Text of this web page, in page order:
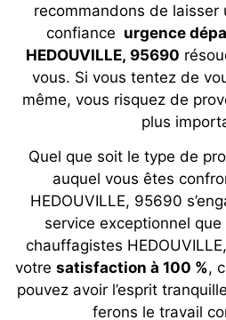
recommandons de laisser
confiance urgence
HEDOUVILLE, 95690
vous. Si vous tentez de
même, vous risquez de
plus
Quel que soit le type de
auquel vous êtes
HEDOUVILLE, 95690
service exceptionnel
chauffagistes
votre satisfaction à 100 %,
pouvez avoir l’esprit
ferons le travail